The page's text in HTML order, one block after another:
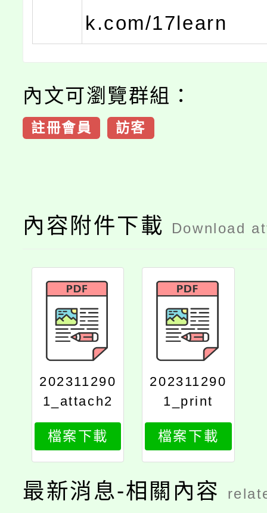
k.com/17learn
內文可瀏覽群組：
註冊會員 訪客
內容附件下載 Download
202311290
1_attach2
檔案下載
202311290
1_print
檔案下載
最新消息-相關內容